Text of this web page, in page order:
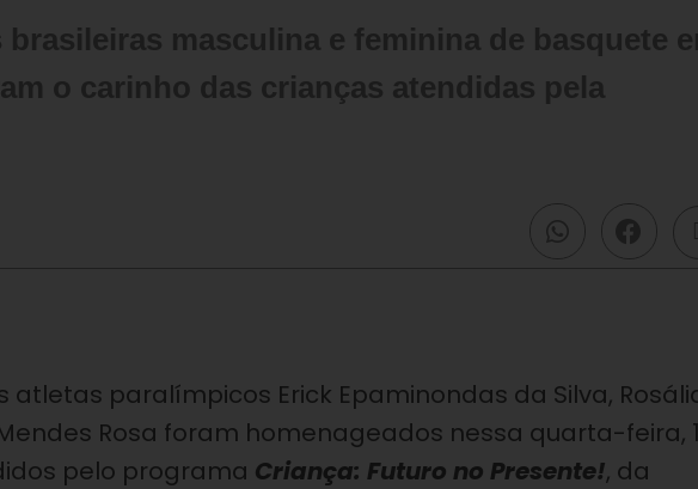
masculina e feminina de basquete
o carinho das crianças atendidas pela
atletas paralímpicos Erick Epaminondas da Silva,
Rosa foram homenageados nessa quarta-feira,
pelo programa Criança: Futuro no Presente!, da